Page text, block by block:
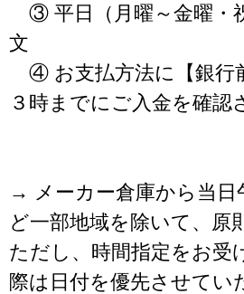
③ 平日（月曜～金曜・
文
④ お支払方法に【銀行
３時までにご入金を確
→ メーカー倉庫から当日
ど一部地域を除いて、原
ただし、時間指定をお
際は日付を優先させてい